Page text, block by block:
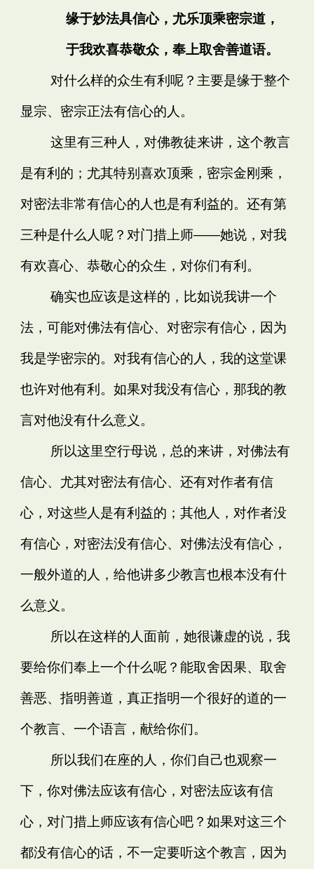
缘于妙法具信心，尤乐顶乘密宗道，
于我欢喜恭敬众，奉上取舍善道语。
对什么样的众生有利呢？主要是缘于整个
显宗、密宗正法有信心的人。
这里有三种人，对佛教徒来讲，这个教言
是有利的；尤其特别喜欢顶乘，密宗金刚乘，
对密法非常有信心的人也是有利益的。还有第
三种是什么人呢？对门措上师——她说，对我
有欢喜心、恭敬心的众生，对你们有利。
确实也应该是这样的，比如说我讲一个
法，可能对佛法有信心、对密宗有信心，因为
我是学密宗的。对我有信心的人，我的这堂课
也许对他有利。如果对我没有信心，那我的教
言对他没有什么意义。
所以这里空行母说，总的来讲，对佛法有
信心、尤其对密法有信心、还有对作者有信
心，对这些人是有利益的；其他人，对作者没
有信心，对密法没有信心、对佛法没有信心，
一般外道的人，给他讲多少教言也根本没有什
么意义。
所以在这样的人面前，她很谦虚的说，我
要给你们奉上一个什么呢？能取舍因果、取舍
善恶、指明善道，真正指明一个很好的道的一
个教言、一个语言，献给你们。
所以我们在座的人，你们自己也观察一
下，你对佛法应该有信心，对密法应该有信
心，对门措上师应该有信心吧？如果对这三个
都没有信心的话，不一定要听这个教言，因为